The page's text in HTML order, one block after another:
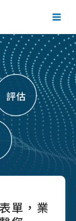
單，業